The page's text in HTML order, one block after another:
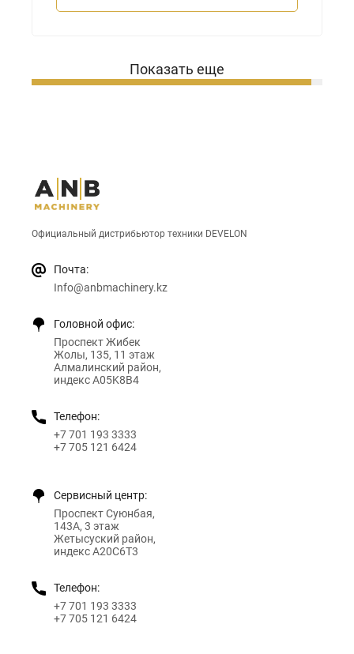
Показать еще
Официальный дистрибьютор техники DEVELON
Почта:
Info@anbmachinery.kz
Головной офис:
Проспект Жибек
Жолы, 135, 11 этаж
Алмалинский район,
индекс A05K8B4
Телефон:
+7 701 193 3333
+7 705 121 6424
Сервисный центр:
Проспект Суюнбая,
143А, 3 этаж
Жетысуский район,
индекс A20C6T3
Телефон:
+7 701 193 3333
+7 705 121 6424